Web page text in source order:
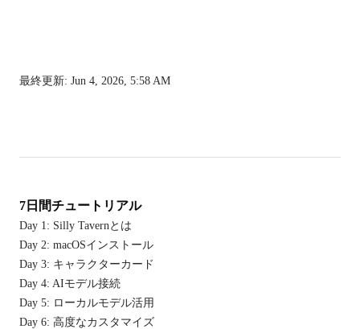
最終更新: Jun 4, 2026, 5:58 AM
7日間チュートリアル
Day 1: Silly Tavernとは
Day 2: macOSインストール
Day 3: キャラクターカード
Day 4: AIモデル接続
Day 5: ローカルモデル活用
Day 6: 高度なカスタマイズ